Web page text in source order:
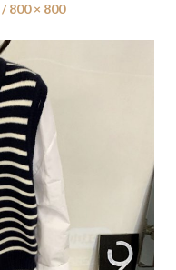
Full
800 × 800